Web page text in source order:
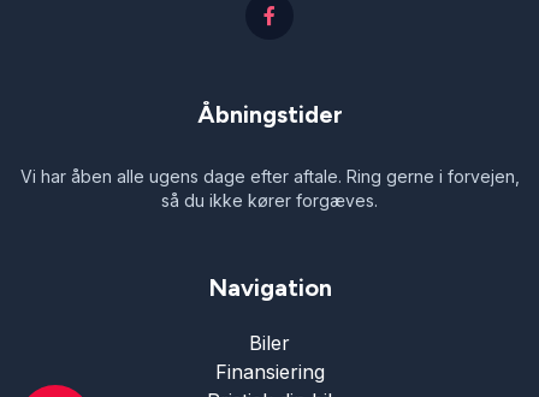
Åbningstider
Vi har åben alle ugens dage efter aftale. Ring gerne i forvejen,
så du ikke kører forgæves.
Navigation
Biler
Finansiering